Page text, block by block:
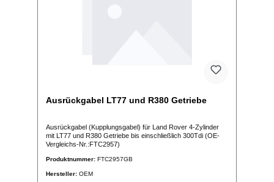
Ausrückgabel LT77 und R380 Getriebe
Ausrückgabel (Kupplungsgabel) für Land Rover 4-Zylinder
mit LT77 und R380 Getriebe bis einschließlich 300Tdi (OE-
Vergleichs-Nr.:FTC2957)
Produktnummer: FTC2957GB
Hersteller: OEM